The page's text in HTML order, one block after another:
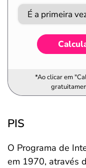
*Ao clicar em
PIS
O Programa de
em 1970, através